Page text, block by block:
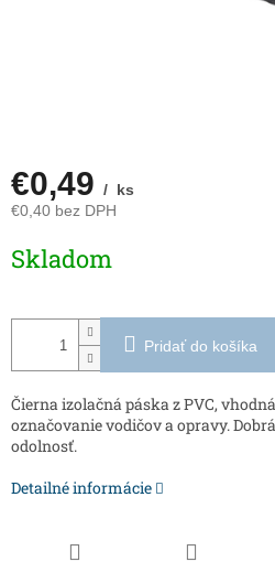
€0,49 / ks
€0,40 bez DPH
cena:
Skladom
Pridať do košíka
Čierna izolačná páska z PVC,
označovanie vodičov a opravy.
odolnosť.
Detailné informácie